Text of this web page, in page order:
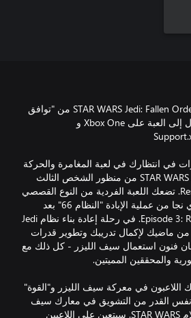
تستفيد STAR WARS Jedi: Fallen Order™ Deluxe Edition من "توافق
ذكي Xbox" مما يتيح الوصول إلى العبة على Xbox One و
في انتظارك في لعبة المغامرة والحركة
الجديدة STAR WARS Jedi: Fallen Order من منظور الشخص الثالث
من Respawn Entertainment. تضعك اللعبة الفردية من النوع القصصي
في دور Jedi Padawan الذي نجا من عملية الإبادة "النظام 66" بعد
أحداث Episode 3: Revenge of the Sith. في رحلة إعادة بناء نظام Jedi
ماضيك لإكمال تدريبك وتطوير قدرات
فنون استعمال سيف الليزر - كل ذلك مع
اللاعبون في معركة سيف الليزر و"القوة"
نفس القدر من التشويق في معارك سيف
الليزر التي تشاهدها في أفلام STAR WARS. سيتعين على اللاعبين